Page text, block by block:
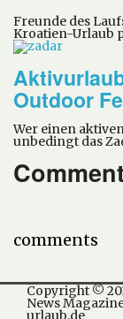
Freunde des
Kroatien-Urlaub
Outdoor
Wer einen
unbedingt das
comments
Copyright ©
News